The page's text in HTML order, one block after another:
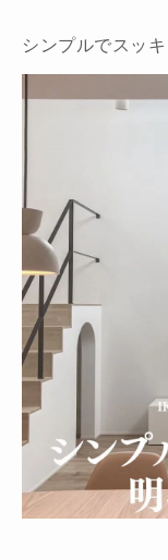
シンプルでスッ